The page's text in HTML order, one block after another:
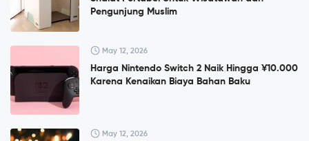
Pengunjung Muslim
May 12, 2026
Harga Nintendo Switch 2 Naik Hingga ¥10.000
Karena Kenaikan Biaya Bahan Baku
May 12, 2026